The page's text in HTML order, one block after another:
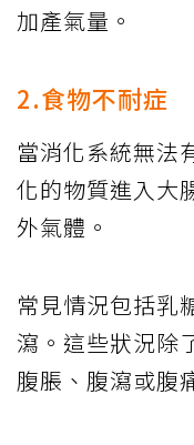
加產氣量。
2.食物不耐症
當消化系統無法
化的物質進入大
外氣體。
常見情況包括乳
瀉。這些狀況除
腹脹、腹瀉或腹